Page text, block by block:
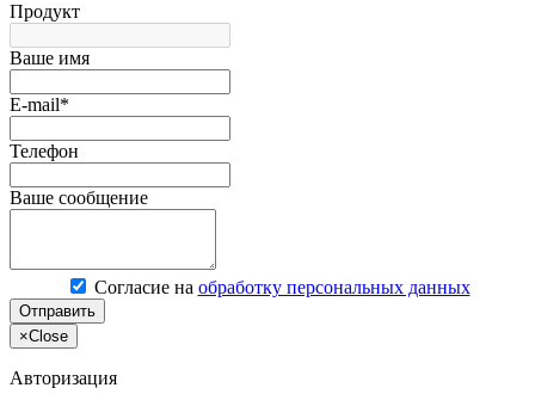
Продукт
Ваше имя
E-mail*
Телефон
Ваше сообщение
Согласие на обработку персональных данных
Отправить
×Close
Авторизация